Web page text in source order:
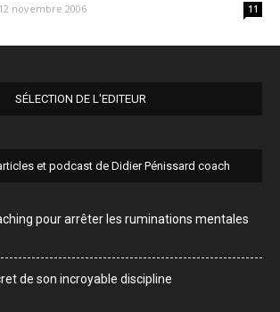
12 novembre 2006 11
SÉLECTION DE L'EDITEUR
et podcast de Didier Pénissard coach
pour arrêter les ruminations mentales
de son incroyable discipline